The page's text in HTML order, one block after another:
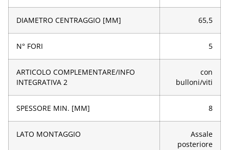
DIAMETRO CENTRAGGIO [MM] 65,5
N° FORI 5
ARTICOLO COMPLEMENTARE/INFO
INTEGRATIVA 2
con
bulloni/viti
SPESSORE MIN. [MM] 8
LATO MONTAGGIO
Assale
posteriore